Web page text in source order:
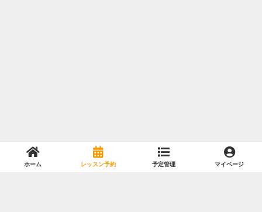
ホーム レッスン予約 予定管理 マイページ